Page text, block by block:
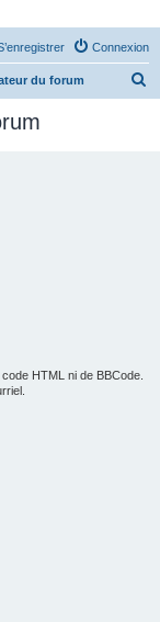
Connexion
du forum
HTML ni de BBCode.